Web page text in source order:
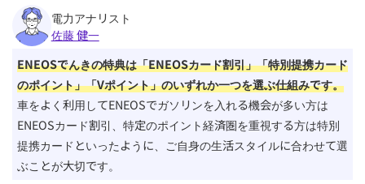
電力アナリスト
佐藤 健一
ENEOSでんきの特典は「ENEOSカード割引」「特別提携カード
のポイント」「Vポイント」のいずれか一つを選ぶ仕組みです。
車をよく利用してENEOSでガソリンを入れる機会が多い方は
ENEOSカード割引、特定のポイント経済圏を重視する方は特別
提携カードといったように、ご自身の生活スタイルに合わせて選
ぶことが大切です。